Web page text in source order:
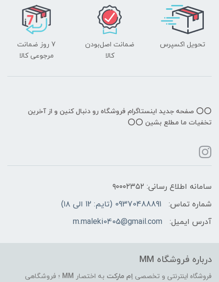
تحویل اکسپرس
ضمانت اصل‌بودن
کالا
7 روز ضمانت
مرجوعی کالا
⭕️⭕️ صفحه جدید اینستاگرام فروشگاه رو دنبال کنین و از آخرین
تخفیات ما مطلع بشین ⭕️⭕️
سامانه اطلاع رسانی: ۹۰۰۰۲۳۵۲
شماره تماس:
09370488891 (تایم: 12 الی ۱۸)
آدرس ایمیل:
m.maleki0405@gmail.com
درباره فروشگاه MM
فروشگاه اینترنتی و تخصصی اِم مارکت به اختصار MM ؛ فروشگاهی